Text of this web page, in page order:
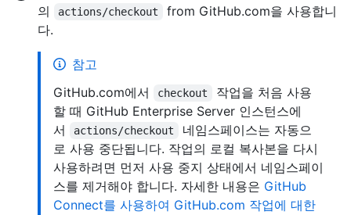
의
actions/checkout
from GitHub.com을 사용합니
다.
참고
GitHub.com에서
checkout
작업을 처음 사용
할 때 GitHub Enterprise Server 인스턴스에
서
actions/checkout
네임스페이스는 자동으
로 사용 중단됩니다. 작업의 로컬 복사본을 다시
사용하려면 먼저 사용 중지 상태에서 네임스페이
스를 제거해야 합니다. 자세한 내용은 GitHub
Connect를 사용하여 GitHub.com 작업에 대한